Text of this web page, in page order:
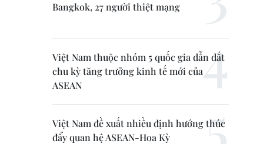
Bangkok, 27 người thiệt mạng
Việt Nam thuộc nhóm 5 quốc gia dẫn dắt
chu kỳ tăng trưởng kinh tế mới của
ASEAN
Việt Nam đề xuất nhiều định hướng thúc
đẩy quan hệ ASEAN-Hoa Kỳ